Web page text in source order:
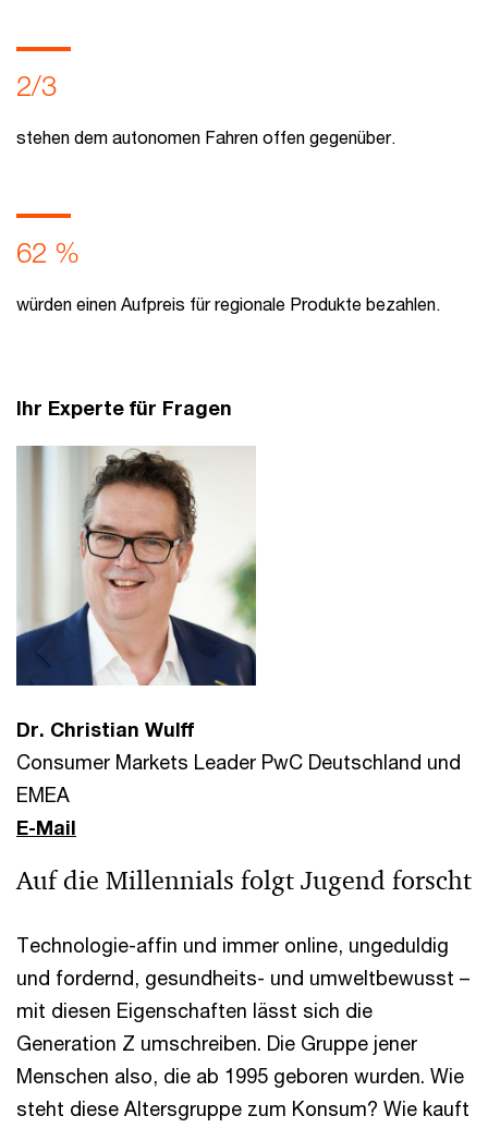
2/3
stehen dem autonomen Fahren offen gegenüber.
62 %
würden einen Aufpreis für regionale Produkte bezahlen.
Ihr Experte für Fragen
Dr. Christian Wulff
Consumer Markets Leader PwC Deutschland und
EMEA
E-Mail
Auf die Millennials folgt Jugend forscht
Technologie-affin und immer online, ungeduldig
und fordernd, gesundheits- und umweltbewusst –
mit diesen Eigenschaften lässt sich die
Generation Z umschreiben. Die Gruppe jener
Menschen also, die ab 1995 geboren wurden. Wie
steht diese Altersgruppe zum Konsum? Wie kauft